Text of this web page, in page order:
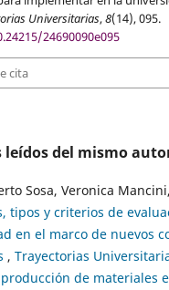
Universitarias,8(14), 095.
24690090e095
cita
leídos del mismo
Sosa, Veronica Mancini,
tipos y criterios de
en el marco de nuevos
, Trayectorias
producción de materiales